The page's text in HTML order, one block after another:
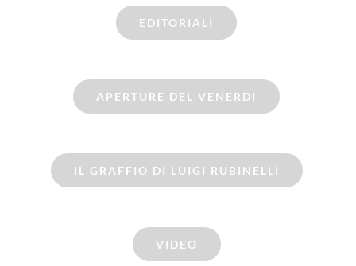
EDITORIALI
APERTURE DEL VENERDI
IL GRAFFIO DI LUIGI RUBINELLI
VIDEO